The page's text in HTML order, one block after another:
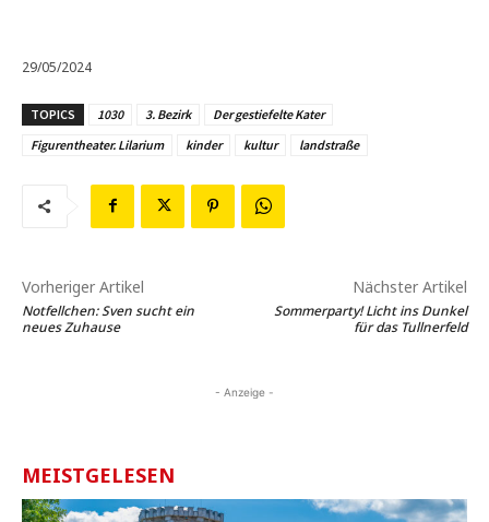
29/05/2024
TOPICS 1030 3. Bezirk
Der gestiefelte Kater
Figurentheater. Lilarium
kinder kultur landstraße
Vorheriger Artikel
Notfellchen: Sven sucht ein
neues Zuhause
Nächster Artikel
Sommerparty! Licht ins Dunkel
für das Tullnerfeld
- Anzeige -
MEISTGELESEN